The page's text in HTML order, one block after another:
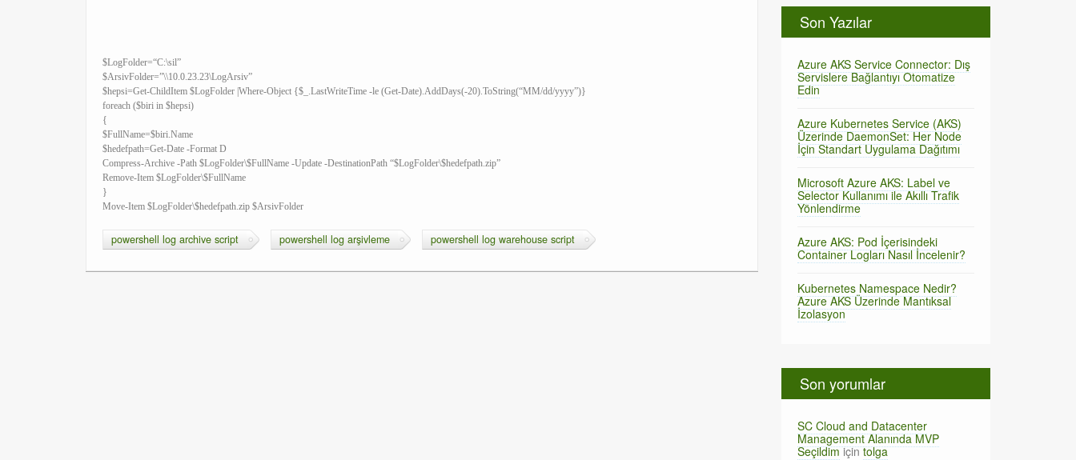
$LogFolder=“C:\sil”
$ArsivFolder=”\\10.0.23.23\LogArsiv”
$hepsi=Get-ChildItem $LogFolder |Where-Object {$_.LastWriteTime -le (Get-Date).AddDays(-20).ToString(“MM/dd/yyyy”)}
foreach ($biri in $hepsi)
{
$FullName=$biri.Name
$hedefpath=Get-Date -Format D
Compress-Archive -Path $LogFolder\$FullName -Update -DestinationPath “$LogFolder\$hedefpath.zip”
Remove-Item $LogFolder\$FullName
}
Move-Item $LogFolder\$hedefpath.zip $ArsivFolder
powershell log archive script powershell log arşivleme powershell log warehouse script
Son Yazılar
Azure AKS Service Connector: Dış
Servislere Bağlantıyı Otomatize
Edin
Azure Kubernetes Service (AKS)
Üzerinde DaemonSet: Her Node
İçin Standart Uygulama Dağıtımı
Microsoft Azure AKS: Label ve
Selector Kullanımı ile Akıllı Trafik
Yönlendirme
Azure AKS: Pod İçerisindeki
Container Logları Nasıl İncelenir?
Kubernetes Namespace Nedir?
Azure AKS Üzerinde Mantıksal
İzolasyon
Son yorumlar
SC Cloud and Datacenter
Management Alanında MVP
Seçildimiçintolga